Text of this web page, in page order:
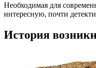
Необходимая для
интересную, почти
История